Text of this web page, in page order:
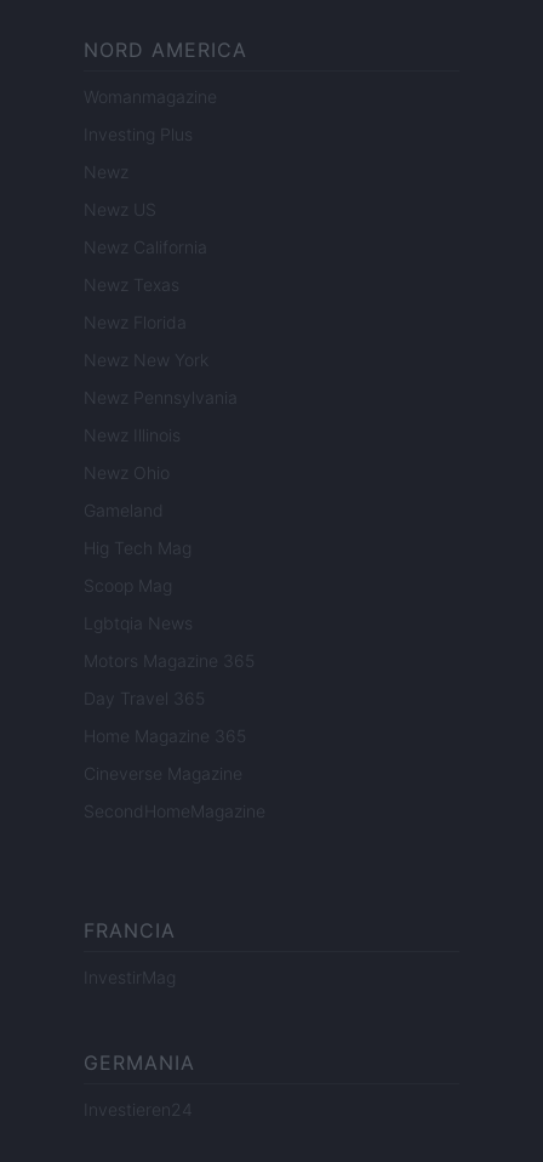
NORD AMERICA
Womanmagazine
Investing Plus
Newz
Newz US
Newz California
Newz Texas
Newz Florida
Newz New York
Newz Pennsylvania
Newz Illinois
Newz Ohio
Gameland
Hig Tech Mag
Scoop Mag
Lgbtqia News
Motors Magazine 365
Day Travel 365
Home Magazine 365
Cineverse Magazine
SecondHomeMagazine
FRANCIA
InvestirMag
GERMANIA
Investieren24